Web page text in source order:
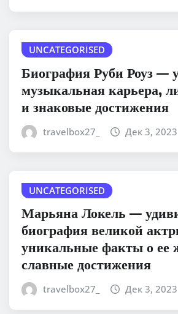
UNCATEGORISED
Биография Руби Роуз —
музыкальная карьера,
и знаковые достижения
travelbox27_ Дек 3, 2023
UNCATEGORISED
Марьяна Локель —
биография великой
уникальные факты о ее
славные достижения
travelbox27_ Дек 3, 2023